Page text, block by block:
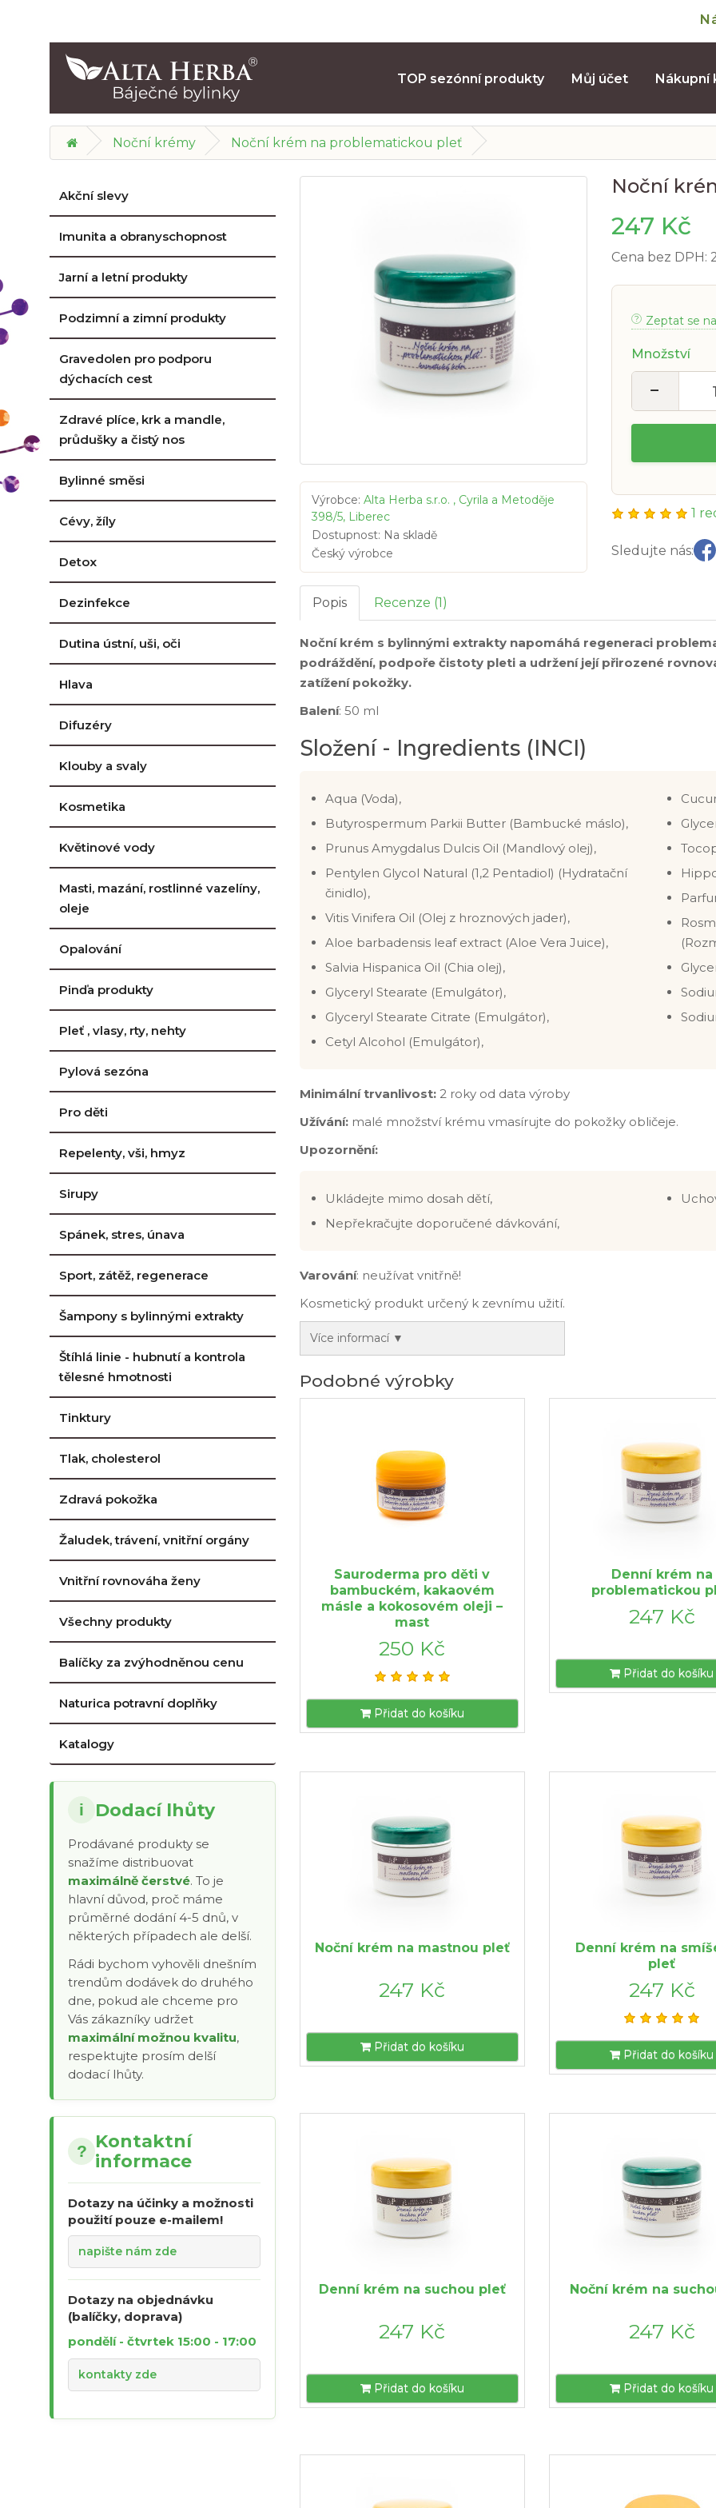
TOP sezónní produkty Můj účet Nákupní
Noční krémy Noční krém na problematickou pleť
Akční slevy
Imunita a obranyschopnost
Jarní a letní produkty
Podzimní a zimní produkty
Gravedolen pro podporu
dýchacích cest
Zdravé plíce, krk a mandle,
průdušky a čistý nos
Bylinné směsi
Cévy, žíly
Detox
Dezinfekce
Dutina ústní, uši, oči
Hlava
Difuzéry
Klouby a svaly
Kosmetika
Květinové vody
Masti, mazání, rostlinné vazelíny,
oleje
Opalování
Pinďa produkty
Pleť , vlasy, rty, nehty
Pylová sezóna
Pro děti
Repelenty, vši, hmyz
Sirupy
Spánek, stres, únava
Sport, zátěž, regenerace
Šampony s bylinnými extrakty
Štíhlá linie - hubnutí a kontrola
tělesné hmotnosti
Tinktury
Tlak, cholesterol
Zdravá pokožka
Žaludek, trávení, vnitřní orgány
Vnitřní rovnováha ženy
Všechny produkty
Balíčky za zvýhodněnou cenu
Naturica potravní doplňky
Katalogy
i Dodací lhůty
Prodávané produkty se
snažíme distribuovat
maximálně čerstvé. To je
hlavní důvod, proč máme
průměrné dodání 4-5 dnů, v
některých případech ale delší.
Rádi bychom vyhověli dnešním
trendům dodávek do druhého
dne, pokud ale chceme pro
Vás zákazníky udržet
maximální možnou kvalitu,
respektujte prosím delší
dodací lhůty.
? Kontaktní
informace
Dotazy na účinky a možnosti
použití pouze e-mailem!
napište nám zde
Dotazy na objednávku
(balíčky, doprava)
pondělí - čtvrtek 15:00 - 17:00
kontakty zde
Výrobce: Alta Herba s.r.o. , Cyrila a Metoděje
398/5, Liberec
Dostupnost: Na skladě
Český výrobce
Noční
247 Kč
Cena bez DPH:
Zeptat se
Množství
−
1
Sledujte nás:
Popis Recenze (1)
Noční krém s bylinnými extrakty napomáhá regeneraci
podráždění, podpoře čistoty pleti a udržení její přirozené
zatížení pokožky.
Balení: 50 ml
Složení - Ingredients (INCI)
Aqua (Voda),
Butyrospermum Parkii Butter (Bambucké máslo),
Prunus Amygdalus Dulcis Oil (Mandlový olej),
Pentylen Glycol Natural (1,2 Pentadiol) (Hydratační
činidlo),
Vitis Vinifera Oil (Olej z hroznových jader),
Aloe barbadensis leaf extract (Aloe Vera Juice),
Salvia Hispanica Oil (Chia olej),
Glyceryl Stearate (Emulgátor),
Glyceryl Stearate Citrate (Emulgátor),
Cetyl Alcohol (Emulgátor),
Minimální trvanlivost:2 roky od data výroby
Užívání:malé množství krému vmasírujte do pokožky obličeje.
Upozornění:
Ukládejte mimo dosah dětí,
Nepřekračujte doporučené dávkování,
Varování: neužívat vnitřně!
Kosmetický produkt určený k zevnímu užití.
Více informací ▼
Podobné výrobky
Sauroderma pro děti v
bambuckém, kakaovém
másle a kokosovém oleji –
mast
250 Kč
Přidat do košíku
Denní krém na
problematickou
247 Kč
Přidat do košíku
Noční krém na mastnou pleť
247 Kč
Přidat do košíku
Denní krém na
pleť
247 Kč
Přidat do košíku
Denní krém na suchou pleť
247 Kč
Přidat do košíku
Noční krém na
247 Kč
Přidat do košíku